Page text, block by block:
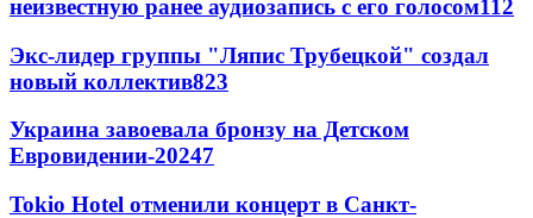
неизвестную ранее аудиозапись с его голосом112
Экс-лидер группы "Ляпис Трубецкой" создал
новый коллектив823
Украина завоевала бронзу на Детском
Евровидении-20247
Tokio Hotel отменили концерт в Санкт-